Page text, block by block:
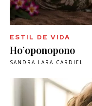
ESTIL DE VIDA
Ho’oponopono
SANDRA LARA CARDIEL -